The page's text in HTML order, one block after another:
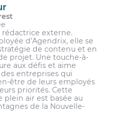
externe.
d’Agendrix, elle se
de contenu et en
projet. Une touche-à-
aux défis et aime
entreprises qui
être de leurs employés
priorités. Cette
plein air est basée au
de la Nouvelle-